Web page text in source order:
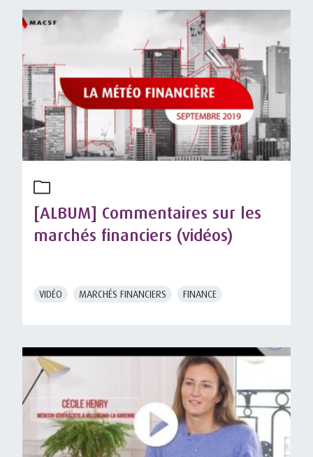
[ALBUM] Commentaires sur les
marchés financiers (vidéos)
VIDÉO MARCHÉS FINANCIERS FINANCE